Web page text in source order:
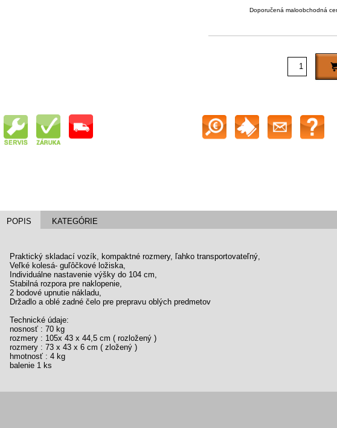
Doporučená maloobchodná
POPIS KATEGÓRIE
Praktický skladací vozík, kompaktné rozmery, ľahko transportovateľný,
Veľké kolesá- guľôčkové ložiska,
Individuálne nastavenie výšky do 104 cm,
Stabilná rozpora pre naklopenie,
2 bodové upnutie nákladu,
Držadlo a oblé zadné čelo pre prepravu oblých predmetov
Technické údaje:
nosnosť : 70 kg
rozmery : 105x 43 x 44,5 cm ( rozložený )
rozmery : 73 x 43 x 6 cm ( zložený )
hmotnosť : 4 kg
balenie 1 ks